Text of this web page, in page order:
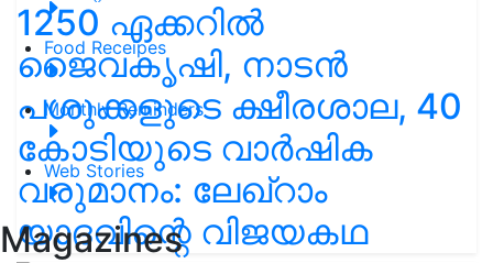
Food Receipes
Monthly Reminders
Web Stories
Magazines
1250 ഏക്കറിൽ
ജൈവകൃഷി, നാടൻ
പശുക്കളുടെ ക്ഷീരശാല, 40
കോടിയുടെ വാർഷിക
വരുമാനം: ലേഖ്‌റാം
യാദവിന്റെ വിജയകഥ